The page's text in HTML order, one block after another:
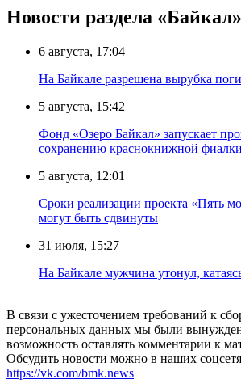
Новости раздела «Байкал»
6 августа, 17:04
На Байкале разрешена вырубка
5 августа, 15:42
Фонд «Озеро Байкал» запускает
сохранению краснокнижной фиалки
5 августа, 12:01
Сроки реализации проекта «Пять
могут быть сдвинуты
31 июля, 15:27
Нa Бaйкaлe мyжчинa yтoнyл,
В связи с ужесточением требований к
персональных данных мы были
возможность оставлять комментарии к
Обсудить новости можно в наших
https://vk.com/bmk.news